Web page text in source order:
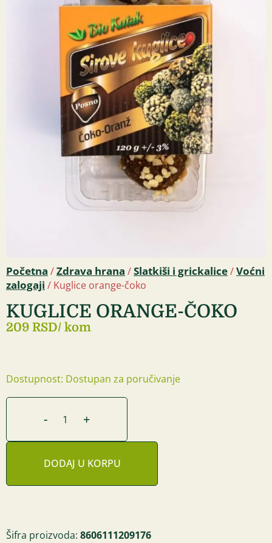
Početna /Zdrava hrana /Slatkiši i grickalice/Voćni
zalogaji / Kuglice orange-čoko
KUGLICE ORANGE-ČOKO
209 RSD/ kom
Dostupnost: Dostupan za poručivanje
- +
DODAJ U KORPU
Šifra proizvoda: 8606111209176